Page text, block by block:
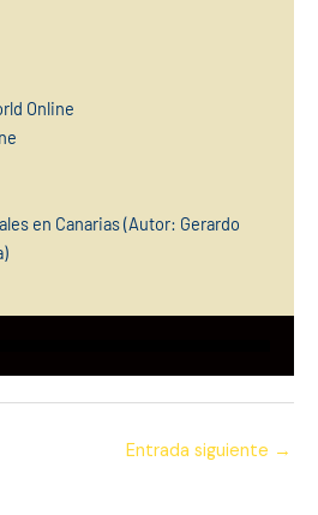
Online
en Canarias (Autor: Gerardo
Entrada siguiente →